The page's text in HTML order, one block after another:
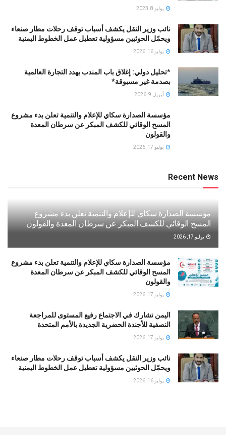
يوليو 8, 2023
نائب وزير النقل يكشف أسباب توقف رحلات مطار صنعاء
ويحمّل الحوثيين مسؤولية تعطيل عمل الخطوط اليمنية
يوليو 16, 2026
*تحليل دولي: إغلاق باب المندب يهدد التجارة العالمية
بصدمة غير مسبوقة*
أبريل 9, 2026
مؤسسة الصدارة سكاي للإعلام والتنمية تعلن بدء مشروع
المسح الوقائي للكشف المبكر عن سرطان المعدة
والقولون
يوليو 17, 2026
Recent News
مؤسسة الصدارة سكاي للإعلام والتنمية تعلن بدء مشروع
المسح الوقائي للكشف المبكر عن سرطان المعدة والقولون
يوليو 17, 2026
مؤسسة الصدارة سكاي للإعلام والتنمية تعلن بدء مشروع
المسح الوقائي للكشف المبكر عن سرطان المعدة
والقولون
يوليو 17, 2026
اليمن تشارك في الاجتماع رفيع المستوى للمراجعة
النصفية للأجندة الحضرية الجديدة بالأمم المتحدة
يوليو 17, 2026
نائب وزير النقل يكشف أسباب توقف رحلات مطار صنعاء
ويحمّل الحوثيين مسؤولية تعطيل عمل الخطوط اليمنية
يوليو 16, 2026